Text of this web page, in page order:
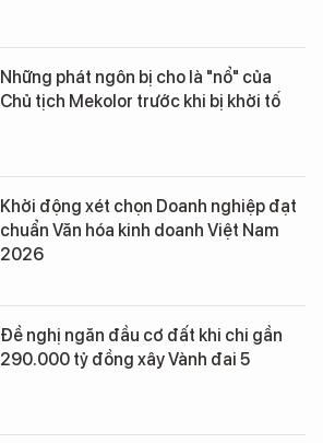
Những phát ngôn bị cho là "nổ" của
Chủ tịch Mekolor trước khi bị khởi tố
Khởi động xét chọn Doanh nghiệp đạt
chuẩn Văn hóa kinh doanh Việt Nam
2026
Đề nghị ngăn đầu cơ đất khi chi gần
290.000 tỷ đồng xây Vành đai 5